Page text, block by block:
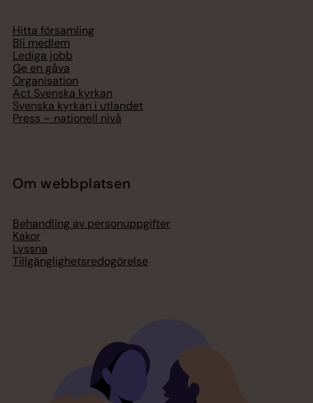
Hitta församling
Bli medlem
Lediga jobb
Ge en gåva
Organisation
Act Svenska kyrkan
Svenska kyrkan i utlandet
Press – nationell nivå
Om webbplatsen
Behandling av personuppgifter
Kakor
Lyssna
Tillgänglighetsredogörelse